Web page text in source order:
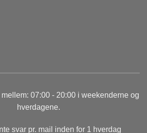
07:00 - 20:00 i weekenderne og
hverdagene.
svar pr. mail inden for 1 hverdag